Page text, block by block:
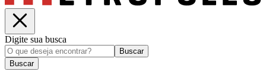
Digite sua busca
Buscar
Buscar